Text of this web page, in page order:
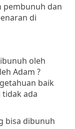
pembunuh dan
di
oleh
Adam ?
baik
tidak ada
bisa dibunuh